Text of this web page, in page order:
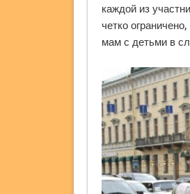
каждой из
четко
мам с детьми в